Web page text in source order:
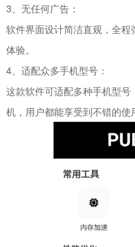
3、无任何广告：
软件界面设计简洁直观，全
体验。
4、适配众多手机型号：
这款软件可适配多种手机型
机，用户都能享受到不错的使